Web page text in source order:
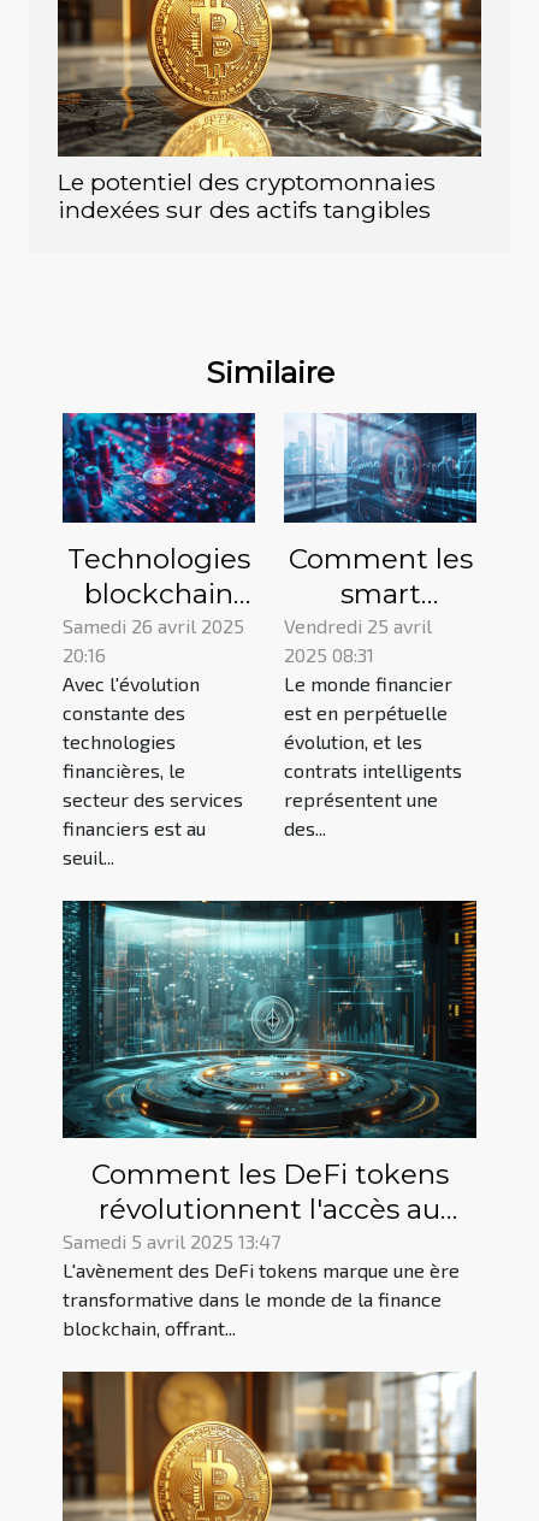
Le potentiel des cryptomonnaies
indexées sur des actifs tangibles
Similaire
Technologies
blockchain
émergentes
pourraient
révolutionner
les services
financiers
Samedi 26 avril 2025
20:16
Avec l'évolution
constante des
technologies
financières, le
secteur des services
financiers est au
seuil...
Comment les
smart
contracts
transforment-
ils le secteur
financier les
implications
pour les
investisseurs
Vendredi 25 avril
2025 08:31
Le monde financier
est en perpétuelle
évolution, et les
contrats intelligents
représentent une
des...
Comment les DeFi tokens
révolutionnent l'accès au
financement des projets
blockchain
Samedi 5 avril 2025 13:47
L'avènement des DeFi tokens marque une ère
transformative dans le monde de la finance
blockchain, offrant...